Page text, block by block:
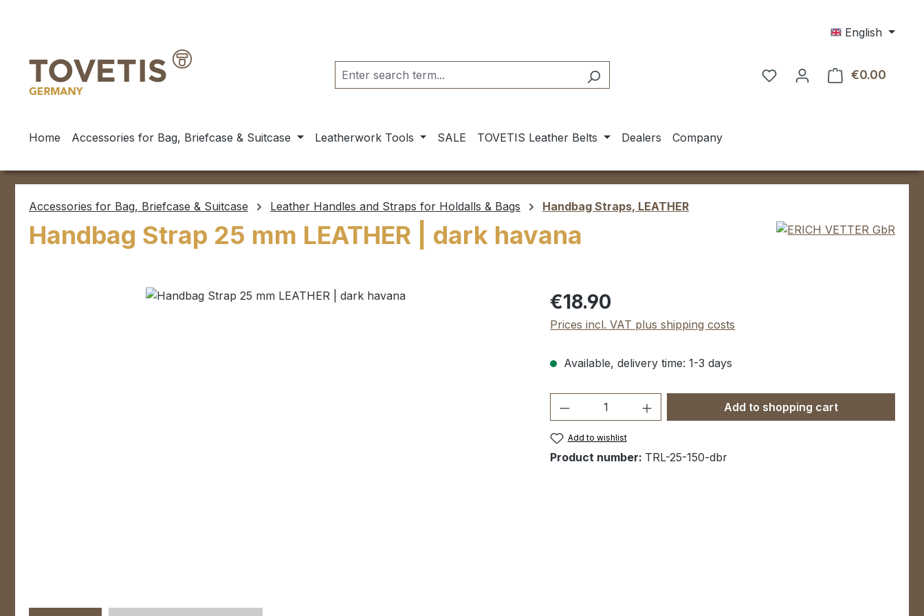
English
€0.00
Home Accessories for Bag, Briefcase & Suitcase Leatherwork Tools SALE TOVETIS Leather Belts Dealers Company
Accessories for Bag, Briefcase & Suitcase Leather Handles and Straps for Holdalls & Bags Handbag Straps, LEATHER
Handbag Strap 25 mm LEATHER | dark havana
Regular price:
€18.90
Prices incl. VAT plus shipping costs
Available, delivery time: 1-3 days
Product Quantity: Enter the desired amount
Add to shopping cart
Add to wishlist
Product number: TRL-25-150-dbr